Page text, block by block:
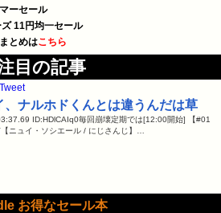
ーセール
11円均一セール
とめはこちら
目の記事
、ナルホドくんとは違うんだは草
ID:HDlCAIq0毎回崩壊定期では[12:00開始] 【#01
ニュイ・ソシエール / にじさんじ】…
お得なセール本